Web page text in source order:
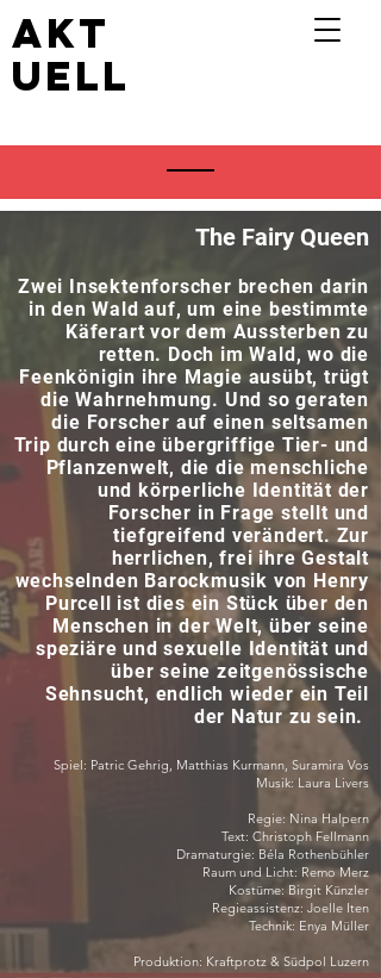
akt
uell
The Fairy Queen
Zwei Insektenforscher brechen darin
in den Wald auf, um eine bestimmte
Käferart vor dem Aussterben zu
retten. Doch im Wald, wo die
Feenkönigin ihre Magie ausübt, trügt
die Wahrnehmung. Und so geraten
die Forscher auf einen seltsamen
Trip durch eine übergriffige Tier- und
Pflanzenwelt, die die menschliche
und körperliche Identität der
Forscher in Frage stellt und
tiefgreifend verändert. Zur
herrlichen, frei ihre Gestalt
wechselnden Barockmusik von Henry
Purcell ist dies ein Stück über den
Menschen in der Welt, über seine
speziäre und sexuelle Identität und
über seine zeitgenössische
Sehnsucht, endlich wieder ein Teil
der Natur zu sein.
Spiel: Patric Gehrig, Matthias Kurmann, Suramira Vos
Musik: Laura Livers
Regie: Nina Halpern
Text: Christoph Fellmann
Dramaturgie: Béla Rothenbühler
Raum und Licht: Remo Merz
Kostüme: Birgit Künzler
Regieassistenz: Joelle Iten
Technik: Enya Müller
Produktion: Kraftprotz & Südpol Luzern